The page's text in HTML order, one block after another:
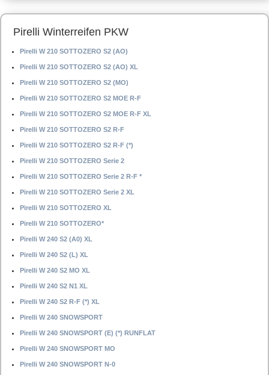
Pirelli Winterreifen PKW
Pirelli W 210 SOTTOZERO S2 (AO)
Pirelli W 210 SOTTOZERO S2 (AO) XL
Pirelli W 210 SOTTOZERO S2 (MO)
Pirelli W 210 SOTTOZERO S2 MOE R-F
Pirelli W 210 SOTTOZERO S2 MOE R-F XL
Pirelli W 210 SOTTOZERO S2 R-F
Pirelli W 210 SOTTOZERO S2 R-F (*)
Pirelli W 210 SOTTOZERO Serie 2
Pirelli W 210 SOTTOZERO Serie 2 R-F *
Pirelli W 210 SOTTOZERO Serie 2 XL
Pirelli W 210 SOTTOZERO XL
Pirelli W 210 SOTTOZERO*
Pirelli W 240 S2 (A0) XL
Pirelli W 240 S2 (L) XL
Pirelli W 240 S2 MO XL
Pirelli W 240 S2 N1 XL
Pirelli W 240 S2 R-F (*) XL
Pirelli W 240 SNOWSPORT
Pirelli W 240 SNOWSPORT (E) (*) RUNFLAT
Pirelli W 240 SNOWSPORT MO
Pirelli W 240 SNOWSPORT N-0